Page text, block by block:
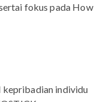
fokus pada How
kepribadian individu